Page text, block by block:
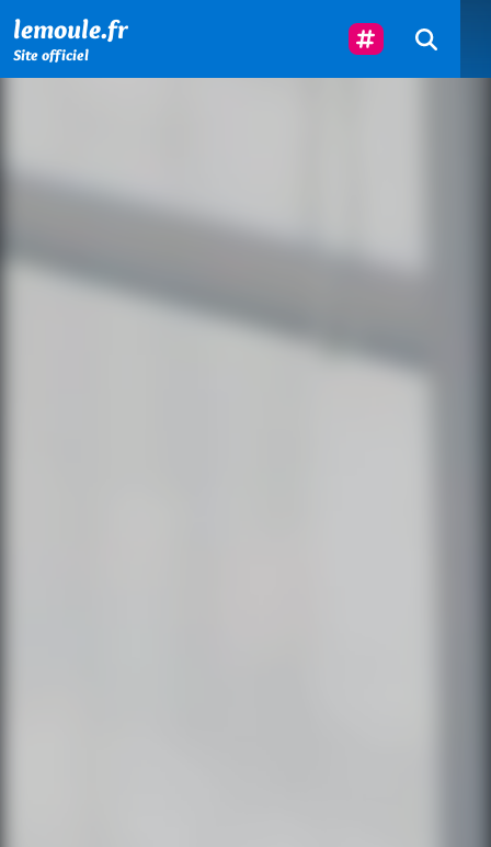
lemoule.fr
Site officiel
Suivez-Nous